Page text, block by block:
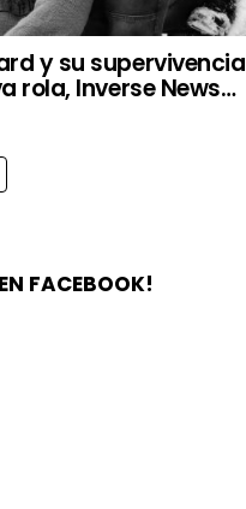
y su
rola, Inverse News…
FACEBOOK!